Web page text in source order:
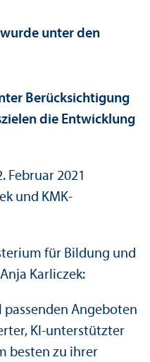
unter den
Berücksichtigung
die Entwicklung
2021
und KMK-
für Bildung und
Karliczek:
Angeboten
KI-unter­stützter
besten zu ihrer